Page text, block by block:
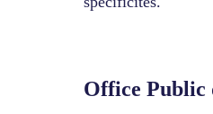
Office